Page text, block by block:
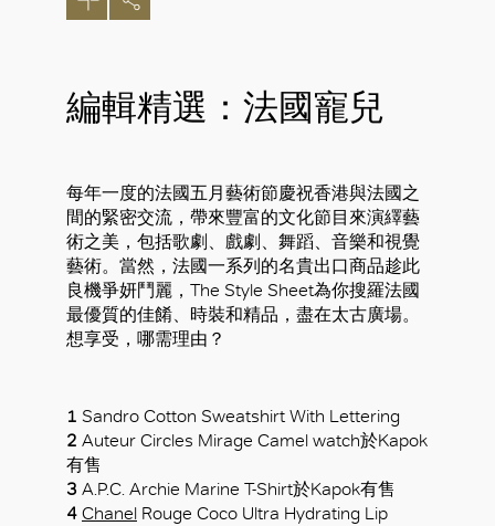
編輯精選：法國寵兒
每年一度的法國五月藝術節慶祝香港與法國之
間的緊密交流，帶來豐富的文化節目來演繹藝
術之美，包括歌劇、戲劇、舞蹈、音樂和視覺
藝術。當然，法國一系列的名貴出口商品趁此
良機爭妍鬥麗，The Style Sheet為你搜羅法國
最優質的佳餚、時裝和精品，盡在太古廣場。
想享受，哪需理由？
1 Sandro Cotton Sweatshirt With Lettering
2 Auteur Circles Mirage Camel watch於Kapok
有售
3 A.P.C. Archie Marine T-Shirt於Kapok有售
4 Chanel Rouge Coco Ultra Hydrating Lip